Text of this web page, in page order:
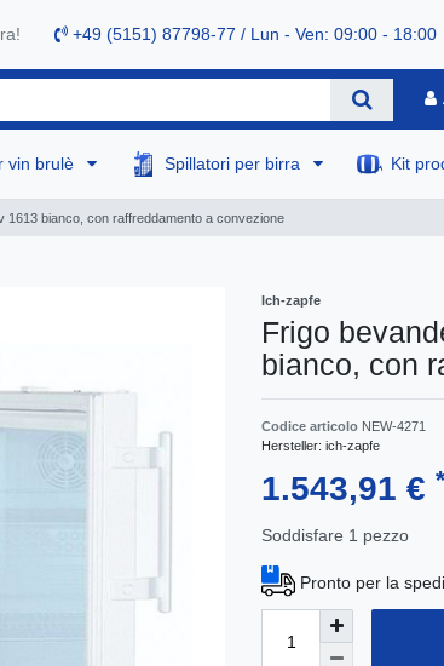
+49 (5151) 87798-77 / Lun - Ven: 09:00 - 18:00
vin brulè Spillatori per birra Kit
1613 bianco, con raffreddamento a convezione
Ich-zapfe
Frigo
bianco, con
Codice articolo NEW-4271
Hersteller: ich-zapfe
1.543,91 € *
Soddisfare 1 pezzo
Pronto per la